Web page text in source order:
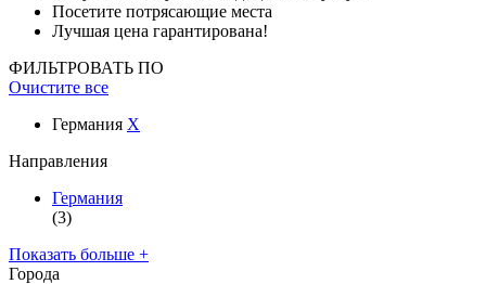
Посетите потрясающие места
Лучшая цена гарантирована!
ФИЛЬТРОВАТЬ ПО
Очистите все
Германия X
Направления
Германия
(3)
Показать больше +
Города